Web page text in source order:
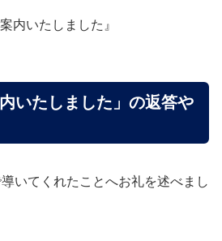
内いたしました』
いたしました」の返答や
いてくれたことへお礼を述べまし